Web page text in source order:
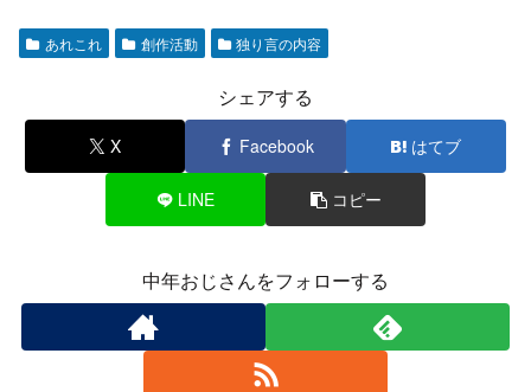
あれこれ 創作活動 独り言の内容
シェアする
X Facebook はてブ
LINE コピー
中年おじさんをフォローする